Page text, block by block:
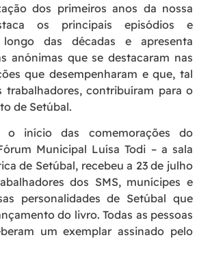
dos primeiros anos da nossa
os principais episódios e
das décadas e apresenta
anónimas que se destacaram nas
que desempenharam e que, tal
trabalhadores, contribuíram para o
de Setúbal.
o início das comemorações do
Municipal Luísa Todi – a sala
de Setúbal, recebeu a 23 de julho
dos SMS, munícipes e
personalidades de Setúbal que
do livro. Todas as pessoas
um exemplar assinado pelo